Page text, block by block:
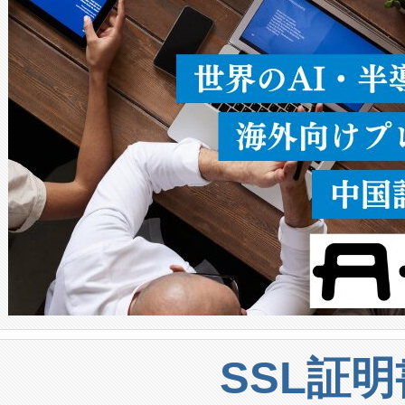
うにします。遠距離まで届く
密度なスキャ […]
SSL証